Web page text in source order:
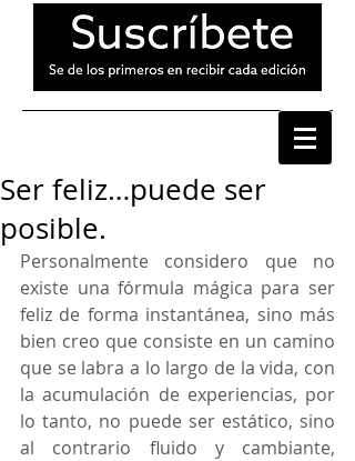
Ser feliz…puede ser
posible.
Personalmente considero que no
existe una fórmula mágica para ser
feliz de forma instantánea, sino más
bien creo que consiste en un camino
que se labra a lo largo de la vida, con
la acumulación de experiencias, por
lo tanto, no puede ser estático, sino
al contrario fluido y cambiante,